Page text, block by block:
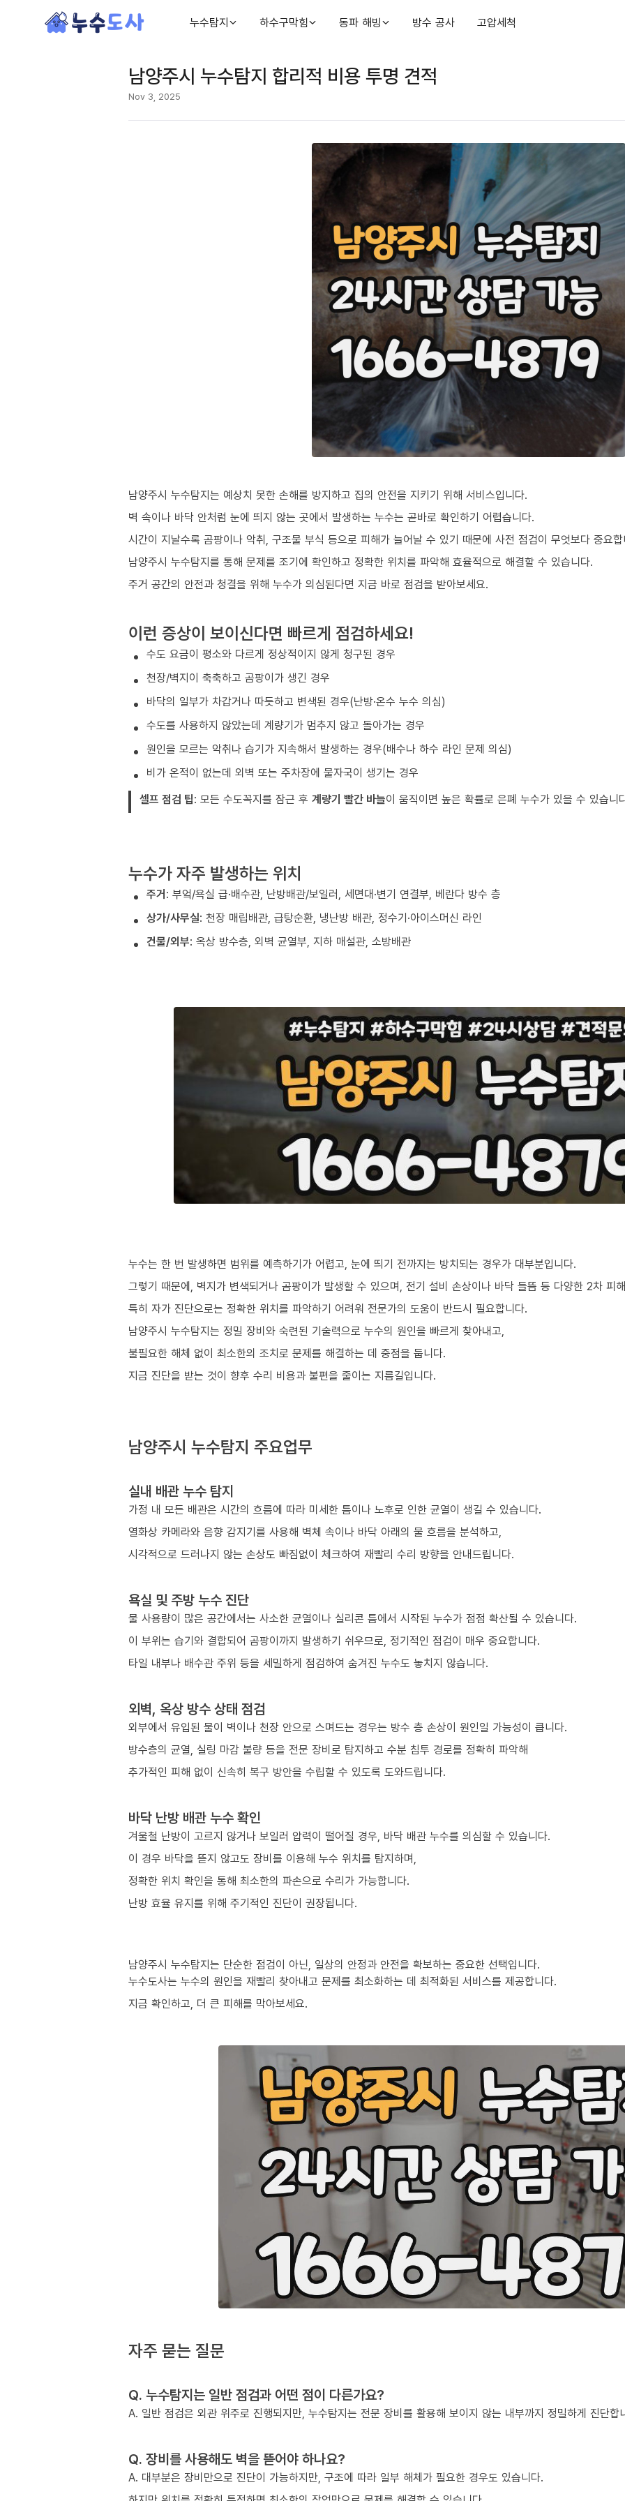
누수탐지 하수구막힘 동파 해빙 방수 공사 고압세척
남양주시 누수탐지 합리적 비용 투명 견적
Nov 3, 2025
남양주시 누수탐지는 예상치 못한 손해를 방지하고 집의 안전을 지키기 위해 서비스입니다.
벽 속이나 바닥 안처럼 눈에 띄지 않는 곳에서 발생하는 누수는 곧바로 확인하기 어렵습니다.
시간이 지날수록 곰팡이나 악취, 구조물 부식 등으로 피해가 늘어날 수 있기 때문에 사전 점검이 무엇보다 중요
남양주시 누수탐지를 통해 문제를 조기에 확인하고 정확한 위치를 파악해 효율적으로 해결할 수 있습니다.
주거 공간의 안전과 청결을 위해 누수가 의심된다면 지금 바로 점검을 받아보세요.
이런 증상이 보이신다면 빠르게 점검하세요!
수도 요금이 평소와 다르게 정상적이지 않게 청구된 경우
천장/벽지이 축축하고 곰팡이가 생긴 경우
바닥의 일부가 차갑거나 따듯하고 변색된 경우(난방·온수 누수 의심)
수도를 사용하지 않았는데 계량기가 멈추지 않고 돌아가는 경우
원인을 모르는 악취나 습기가 지속해서 발생하는 경우(배수나 하수 라인 문제 의심)
비가 온적이 없는데 외벽 또는 주차장에 물자국이 생기는 경우
셀프 점검 팁: 모든 수도꼭지를 잠근 후 계량기 빨간 바늘이 움직이면 높은 확률로 은폐 누수가 있을 수 있습니
누수가 자주 발생하는 위치
주거: 부엌/욕실 급·배수관, 난방배관/보일러, 세면대·변기 연결부, 베란다 방수 층
상가/사무실: 천장 매립배관, 급탕순환, 냉난방 배관, 정수기·아이스머신 라인
건물/외부: 옥상 방수층, 외벽 균열부, 지하 매설관, 소방배관
누수는 한 번 발생하면 범위를 예측하기가 어렵고, 눈에 띄기 전까지는 방치되는 경우가 대부분입니다.
그렇기 때문에, 벽지가 변색되거나 곰팡이가 발생할 수 있으며, 전기 설비 손상이나 바닥 들뜸 등 다양한 2차 피
특히 자가 진단으로는 정확한 위치를 파악하기 어려워 전문가의 도움이 반드시 필요합니다.
남양주시 누수탐지는 정밀 장비와 숙련된 기술력으로 누수의 원인을 빠르게 찾아내고,
불필요한 해체 없이 최소한의 조치로 문제를 해결하는 데 중점을 둡니다.
지금 진단을 받는 것이 향후 수리 비용과 불편을 줄이는 지름길입니다.
남양주시 누수탐지 주요업무
실내 배관 누수 탐지
가정 내 모든 배관은 시간의 흐름에 따라 미세한 틈이나 노후로 인한 균열이 생길 수 있습니다.
열화상 카메라와 음향 감지기를 사용해 벽체 속이나 바닥 아래의 물 흐름을 분석하고,
시각적으로 드러나지 않는 손상도 빠짐없이 체크하여 재빨리 수리 방향을 안내드립니다.
욕실 및 주방 누수 진단
물 사용량이 많은 공간에서는 사소한 균열이나 실리콘 틈에서 시작된 누수가 점점 확산될 수 있습니다.
이 부위는 습기와 결합되어 곰팡이까지 발생하기 쉬우므로, 정기적인 점검이 매우 중요합니다.
타일 내부나 배수관 주위 등을 세밀하게 점검하여 숨겨진 누수도 놓치지 않습니다.
외벽, 옥상 방수 상태 점검
외부에서 유입된 물이 벽이나 천장 안으로 스며드는 경우는 방수 층 손상이 원인일 가능성이 큽니다.
방수층의 균열, 실링 마감 불량 등을 전문 장비로 탐지하고 수분 침투 경로를 정확히 파악해
추가적인 피해 없이 신속히 복구 방안을 수립할 수 있도록 도와드립니다.
바닥 난방 배관 누수 확인
겨울철 난방이 고르지 않거나 보일러 압력이 떨어질 경우, 바닥 배관 누수를 의심할 수 있습니다.
이 경우 바닥을 뜯지 않고도 장비를 이용해 누수 위치를 탐지하며,
정확한 위치 확인을 통해 최소한의 파손으로 수리가 가능합니다.
난방 효율 유지를 위해 주기적인 진단이 권장됩니다.
남양주시 누수탐지는 단순한 점검이 아닌, 일상의 안정과 안전을 확보하는 중요한 선택입니다.
누수도사는 누수의 원인을 재빨리 찾아내고 문제를 최소화하는 데 최적화된 서비스를 제공합니다.
지금 확인하고, 더 큰 피해를 막아보세요.
자주 묻는 질문
Q. 누수탐지는 일반 점검과 어떤 점이 다른가요?
A. 일반 점검은 외관 위주로 진행되지만, 누수탐지는 전문 장비를 활용해 보이지 않는 내부까지 정밀하게 진단합
Q. 장비를 사용해도 벽을 뜯어야 하나요?
A. 대부분은 장비만으로 진단이 가능하지만, 구조에 따라 일부 해체가 필요한 경우도 있습니다.